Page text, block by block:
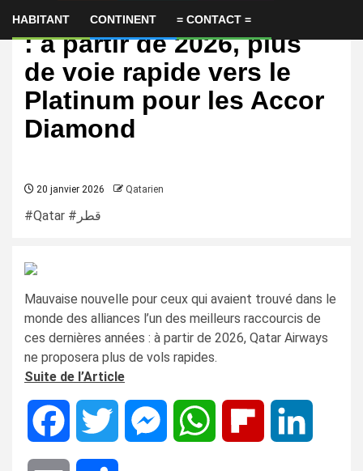
HABITANT CONTINENT = CONTACT =
Le Qatar ferme le robinet
: à partir de 2026, plus
de voie rapide vers le
Platinum pour les Accor
Diamond
20 janvier 2026 Qatarien
#Qatar #قطر
Mauvaise nouvelle pour ceux qui avaient trouvé dans le
monde des alliances l’un des meilleurs raccourcis de
ces dernières années : à partir de 2026, Qatar Airways
ne proposera plus de vols rapides.
Suite de l’Article
Facebook Twitter MessengerWhatsApp Flipboard